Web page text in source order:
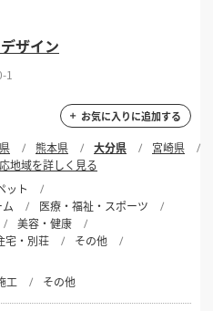
する
ザイン
1
お気に入りに追加する
熊本県 大分県
宮崎県
地域を詳しく見る
ット
医療・福祉・スポーツ
美容・健康
宅・別荘
その他
工 その他